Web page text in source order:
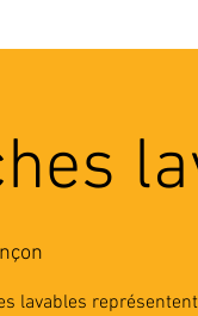
lavables